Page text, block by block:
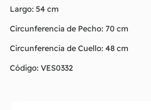
Largo: 54 cm
Circunferencia de Pecho: 70 cm
Circunferencia de Cuello: 48 cm
Código: VES0332